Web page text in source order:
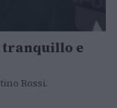
tranquillo e
Rossi.